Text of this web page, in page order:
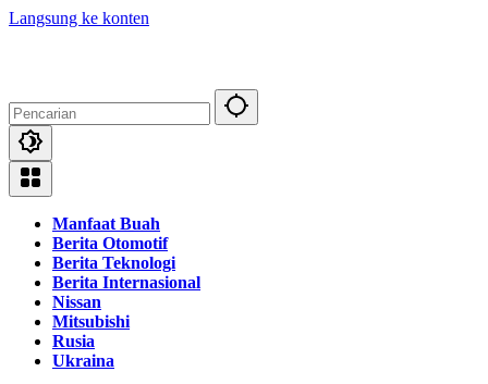
Langsung ke konten
Manfaat Buah
Berita Otomotif
Berita Teknologi
Berita Internasional
Nissan
Mitsubishi
Rusia
Ukraina